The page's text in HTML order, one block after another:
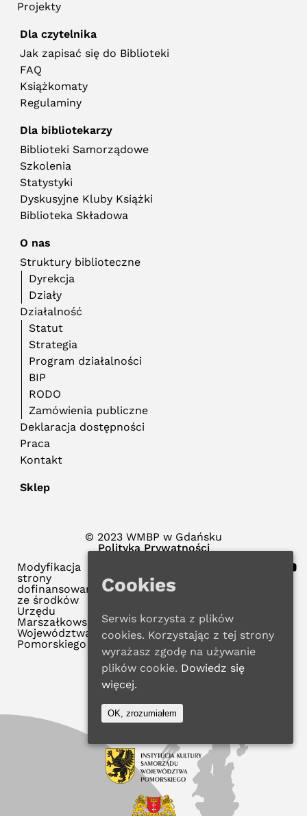
Projekty
Dla czytelnika
Jak zapisać się do Biblioteki
FAQ
Książkomaty
Regulaminy
Dla bibliotekarzy
Biblioteki Samorządowe
Szkolenia
Statystyki
Dyskusyjne Kluby Książki
Biblioteka Składowa
O nas
Struktury biblioteczne
Dyrekcja
Działy
Działalność
Statut
Strategia
Program działalności
BIP
RODO
Zamówienia publiczne
Deklaracja dostępności
Praca
Kontakt
Sklep
© 2023 WMBP w Gdańsku
Polityka Prywatności
Modyfikacja
strony
dofinansowana
ze środków
Urzędu
Marszałkowskiego
Województwa
Pomorskiego
Cookies
Serwis korzysta z plików
cookies. Korzystając z tej strony
wyrażasz zgodę na używanie
plików cookie. Dowiedz się
więcej.
OK, zrozumiałem